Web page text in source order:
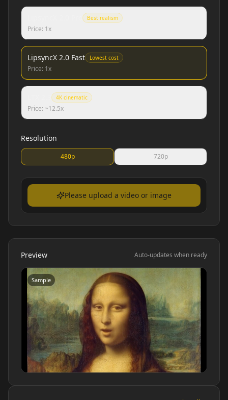
Cristiano Ronaldo
Kai Cenat IShowSpeed
Ninja xQc
Valkyrae Podcaster 01
Best realism
Price: 1x
LipsyncX 2.0 Fast Lowest cost
Price: 1x
4K cinematic
Price: ~12.5x
Resolution
480p 720p
Please upload a video or image
Preview Auto-updates when ready
Sample